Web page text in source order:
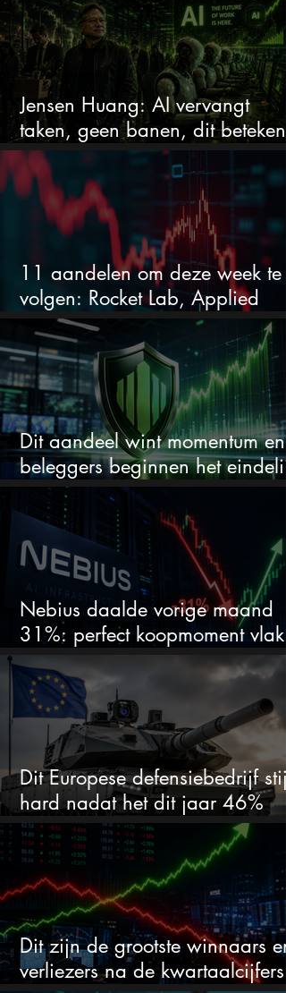
Jensen Huang: AI vervangt
taken, geen banen, dit betekent
het voor AI-aandelen
11 aandelen om deze week te
volgen: Rocket Lab, Applied
Materials en de zwaarste AI-test
Dit aandeel wint momentum en
beleggers beginnen het eindelijk
te zien
Nebius daalde vorige maand
31%: perfect koopmoment vlak
voor kwartaalcijfers?
Dit Europese defensiebedrijf
hard nadat het dit jaar 46%
daalde: mooie koopkans?
Dit zijn de grootste winnaars en
verliezers na de kwartaalcijfers